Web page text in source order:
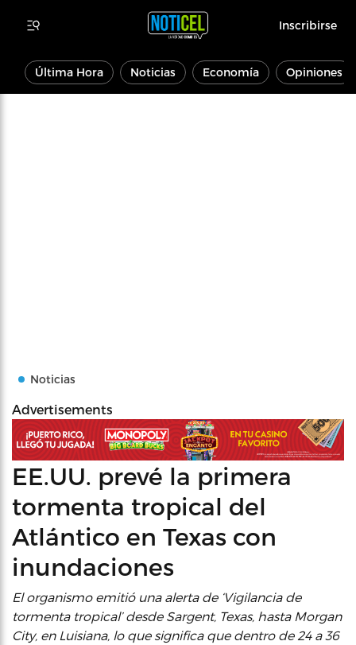
Inscribirse
Última Hora Noticias Economía Opiniones
Noticias
Advertisements
EE.UU. prevé la primera
tormenta tropical del
Atlántico en Texas con
inundaciones
El organismo emitió una alerta de ‘Vigilancia de
tormenta tropical’ desde Sargent, Texas, hasta Morgan
City, en Luisiana, lo que significa que dentro de 24 a 36